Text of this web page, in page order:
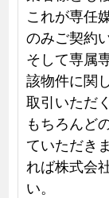
これが専任
のみご契約
そして専属
該物件に関
取引いただ
もちろんど
ていただき
れば株式会
い。